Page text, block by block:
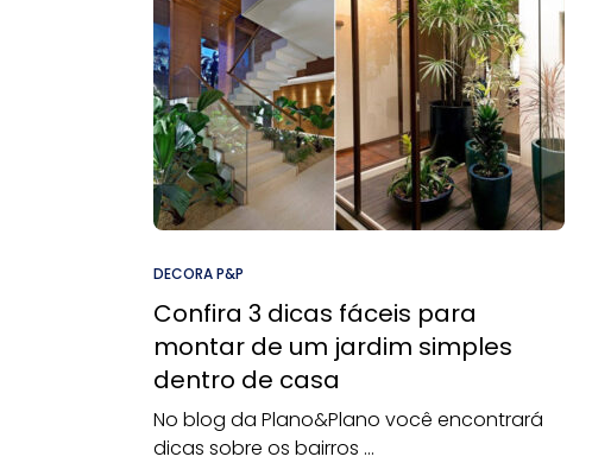
DECORA P&P
Confira 3 dicas fáceis para
montar de um jardim simples
dentro de casa
No blog da Plano&Plano você encontrará
dicas sobre os bairros ...